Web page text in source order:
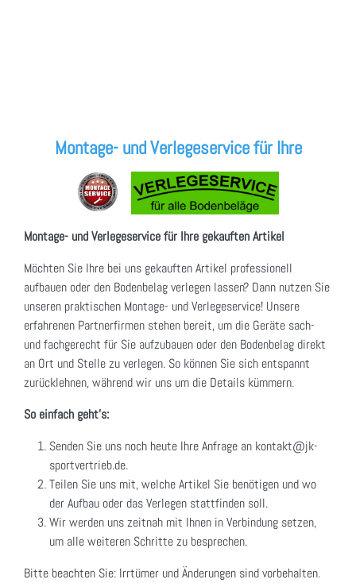
Montage- und Verlegeservice für Ihre
Montage- und Verlegeservice für Ihre gekauften Artikel
Möchten Sie Ihre bei uns gekauften Artikel professionell
aufbauen oder den Bodenbelag verlegen lassen? Dann nutzen Sie
unseren praktischen Montage- und Verlegeservice! Unsere
erfahrenen Partnerfirmen stehen bereit, um die Geräte sach-
und fachgerecht für Sie aufzubauen oder den Bodenbelag direkt
an Ort und Stelle zu verlegen. So können Sie sich entspannt
zurücklehnen, während wir uns um die Details kümmern.
So einfach geht's:
Senden Sie uns noch heute Ihre Anfrage an kontakt@jk-
sportvertrieb.de.
Teilen Sie uns mit, welche Artikel Sie benötigen und wo
der Aufbau oder das Verlegen stattfinden soll.
Wir werden uns zeitnah mit Ihnen in Verbindung setzen,
um alle weiteren Schritte zu besprechen.
Bitte beachten Sie: Irrtümer und Änderungen sind vorbehalten.